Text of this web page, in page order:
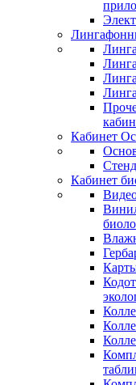
Кабинет
Кабинет